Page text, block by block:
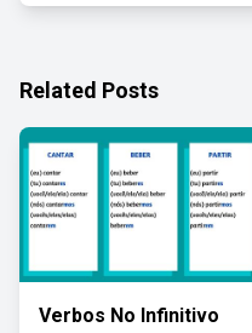
Related Posts
Verbos No Infinitivo